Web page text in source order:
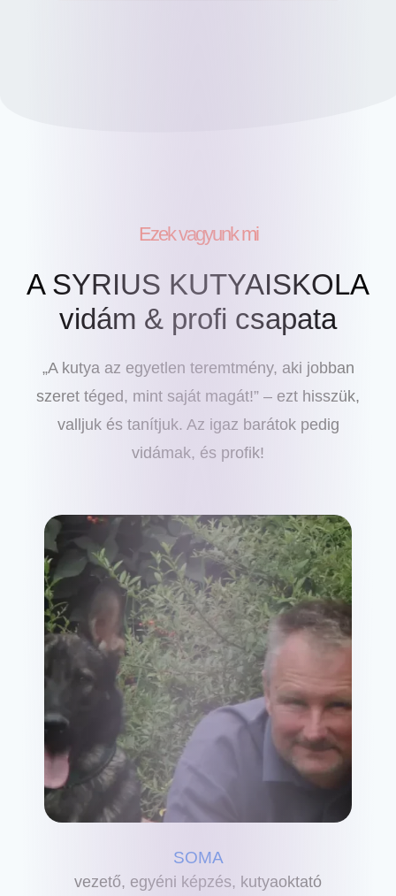
Ezek vagyunk mi
A SYRIUS KUTYAISKOLA
vidám & profi csapata
„A kutya az egyetlen teremtmény, aki jobban
szeret téged, mint saját magát!” – ezt hisszük,
valljuk és tanítjuk. Az igaz barátok pedig
vidámak, és profik!
SOMA
vezető, egyéni képzés, kutyaoktató